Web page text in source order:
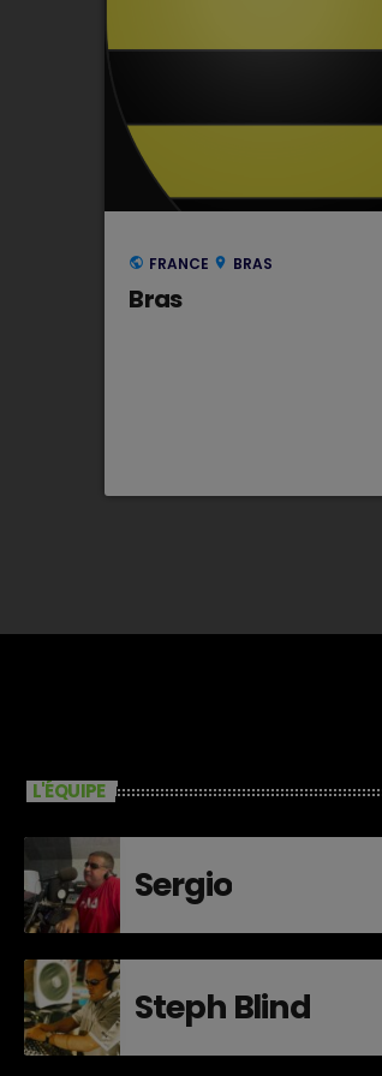
public FRANCE location_on BRAS
Bras
L'ÉQUIPE
Sergio
Steph Blind